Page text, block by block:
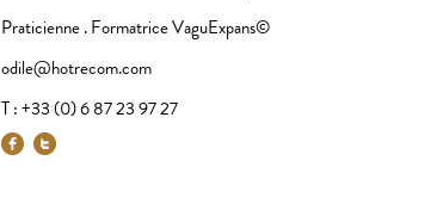
Praticienne . Formatrice VaguExpans©
odile@hotrecom.com
T : +33 (0) 6 87 23 97 27